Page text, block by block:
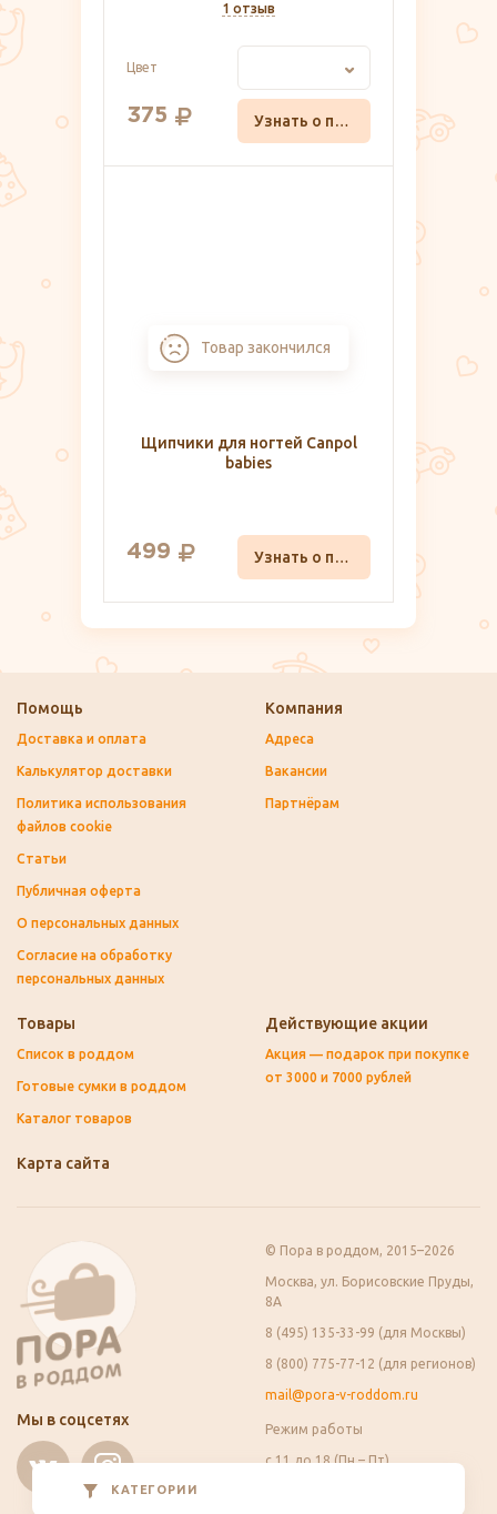
1 отзыв
Цвет
375 Узнать о поступлении
Товар закончился
Щипчики для ногтей Canpol
babies
499 Узнать о поступлении
КАТЕГОРИИ
Помощь
Доставка и оплата
Калькулятор доставки
Политика использования
файлов cookie
Статьи
Публичная оферта
О персональных данных
Согласие на обработку
персональных данных
Компания
Адреса
Вакансии
Партнёрам
Товары
Список в роддом
Готовые сумки в роддом
Каталог товаров
Действующие акции
Акция — подарок при покупке
от 3000 и 7000 рублей
Карта сайта
Мы в соцсетях
© Пора в роддом, 2015–2026
Москва, ул. Борисовские Пруды,
8А
8 (495) 135-33-99 (для Москвы)
8 (800) 775-77-12 (для регионов)
mail@pora-v-roddom.ru
Режим работы
с 11 до 18 (Пн – Пт)